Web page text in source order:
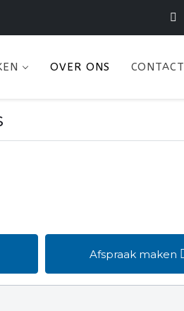
OVER ONS CONTACT
Afspraak maken